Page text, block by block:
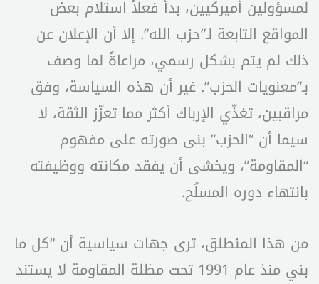
لمسؤولين أميركيين، بدأ فعلاً استلام بعض
المواقع التابعة لـ”حزب الله”. إلا أن الإعلان عن
ذلك لم يتم بشكل رسمي، مراعاةً لما وصف
بـ”معنويات الحزب”. غير أن هذه السياسة، وفق
مراقبين، تغذّي الإرباك أكثر مما تعزّز الثقة، لا
سيما أن “الحزب” بنى صورته على مفهوم
“المقاومة”، ويخشى أن يفقد مكانته ووظيفته
بانتهاء دوره المسلّح.
من هذا المنطلق، ترى جهات سياسية أن “كل ما
بني منذ عام 1991 تحت مظلة المقاومة لا يستند